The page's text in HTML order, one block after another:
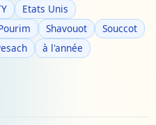
Etats Unis
Shavouot
Souccot
à l'année